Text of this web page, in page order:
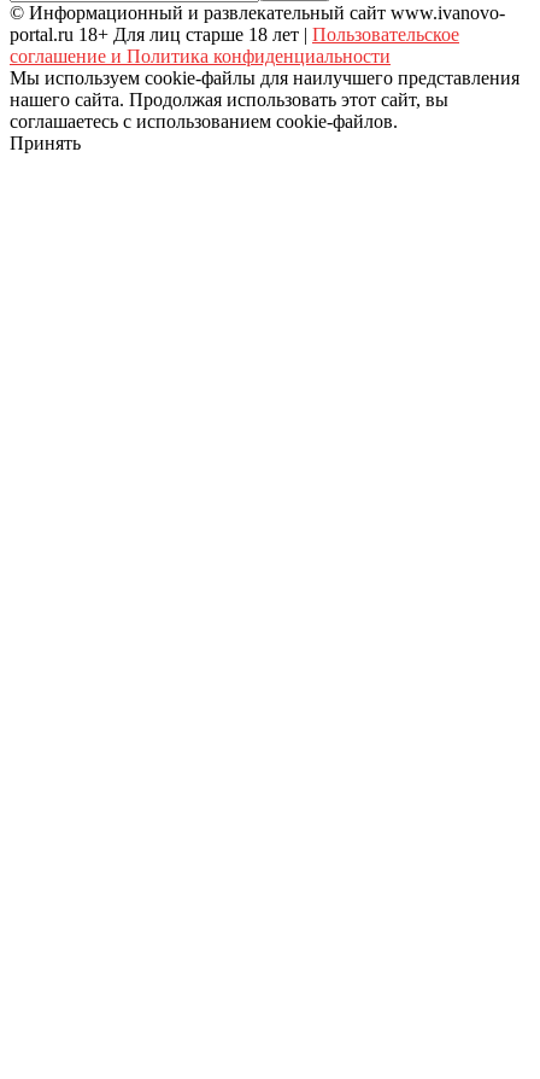
© Информационный и развлекательный сайт www.ivanovo-
portal.ru 18+ Для лиц старше 18 лет | Пользовательское
соглашение и Политика конфиденциальности
Мы используем cookie-файлы для наилучшего представления
нашего сайта. Продолжая использовать этот сайт, вы
соглашаетесь с использованием cookie-файлов.
Принять